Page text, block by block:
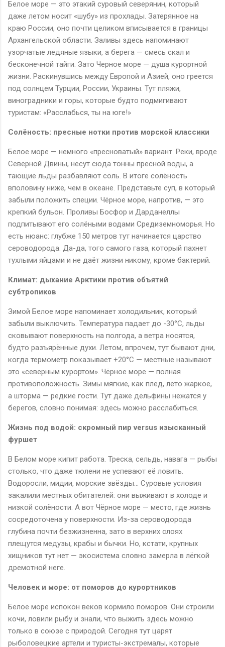
Белое море — это этакий суровый северянин, который
даже летом носит «шубу» из прохлады. Затерянное на
краю России, оно почти целиком вписывается в границы
Архангельской области. Заливы здесь напоминают
узорчатые ледяные языки, а берега — смесь скал и
бесконечной тайги. Зато Черное море — душа курортной
жизни. Раскинувшись между Европой и Азией, оно греется
под солнцем Турции, России, Украины. Тут пляжи,
виноградники и горы, которые будто подмигивают
туристам: «Расслабься, ты на юге!»
Солёность: пресные нотки против морской классики
Белое море — немного «пресноватый» вариант. Реки, вроде
Северной Двины, несут сюда тонны пресной воды, а
тающие льды разбавляют соль. В итоге солёность
вполовину ниже, чем в океане. Представьте суп, в который
забыли положить специи. Чёрное море, напротив, — это
крепкий бульон. Проливы Босфор и Дарданеллы
подпитывают его солёными водами Средиземноморья. Но
есть нюанс: глубже 150 метров тут начинается царство
сероводорода. Да-да, того самого газа, который пахнет
тухлыми яйцами и не даёт жизни никому, кроме бактерий.
Климат: дыхание Арктики против объятий
субтропиков
Зимой Белое море напоминает холодильник, который
забыли выключить. Температура падает до -30°C, льды
сковывают поверхность на полгода, а ветра носятся,
будто разъярённые духи. Летом, впрочем, тут бывают дни,
когда термометр показывает +20°C — местные называют
это «северным курортом». Чёрное море — полная
противоположность. Зимы мягкие, как плед, лето жаркое,
а шторма — редкие гости. Тут даже дельфины нежатся у
берегов, словно понимая: здесь можно расслабиться.
Жизнь под водой: скромный пир versus изысканный
фуршет
В Белом море кипит работа. Треска, сельдь, навага — рыбы
столько, что даже тюлени не успевают её ловить.
Водоросли, мидии, морские звёзды… Суровые условия
закалили местных обитателей: они выживают в холоде и
низкой солёности. А вот Чёрное море — место, где жизнь
сосредоточена у поверхности. Из-за сероводорода
глубина почти безжизненна, зато в верхних слоях
плещутся медузы, крабы и бычки. Но, кстати, крупных
хищников тут нет — экосистема словно замерла в лёгкой
дремотной неге.
Человек и море: от поморов до курортников
Белое море испокон веков кормило поморов. Они строили
кочи, ловили рыбу и знали, что выжить здесь можно
только в союзе с природой. Сегодня тут царят
рыболовецкие артели и туристы-экстремалы, которые